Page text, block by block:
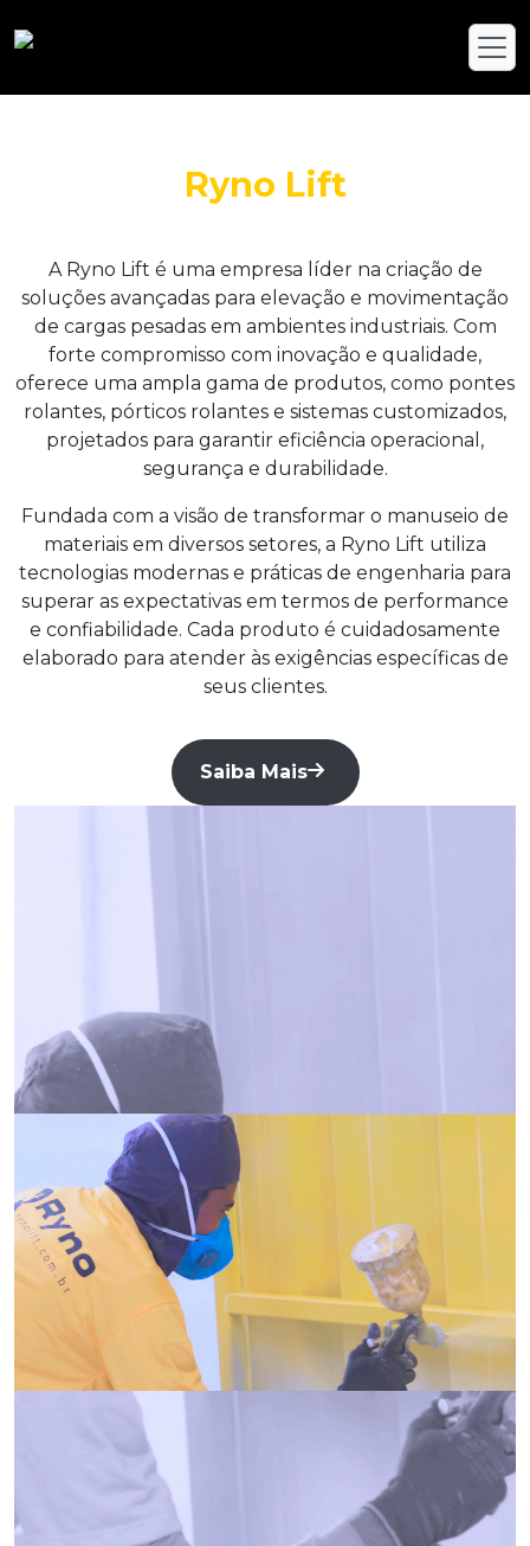
Ryno Lift
A Ryno Lift é uma empresa líder na criação de
soluções avançadas para elevação e movimentação
de cargas pesadas em ambientes industriais. Com
forte compromisso com inovação e qualidade,
oferece uma ampla gama de produtos, como pontes
rolantes, pórticos rolantes e sistemas customizados,
projetados para garantir eficiência operacional,
segurança e durabilidade.
Fundada com a visão de transformar o manuseio de
materiais em diversos setores, a Ryno Lift utiliza
tecnologias modernas e práticas de engenharia para
superar as expectativas em termos de performance
e confiabilidade. Cada produto é cuidadosamente
elaborado para atender às exigências específicas de
seus clientes.
Saiba Mais